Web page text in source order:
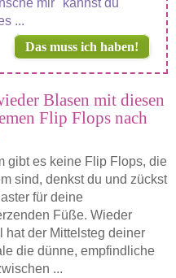
mir" kannst du
...
Das muss ich haben!
Blasen mit diesen
Flip Flops nach
gibt es keine Flip Flops, die
sind, denkst du und zückst
für deine
Füße. Wieder
hat der Mittelsteg deiner
die dünne, empfindliche
...